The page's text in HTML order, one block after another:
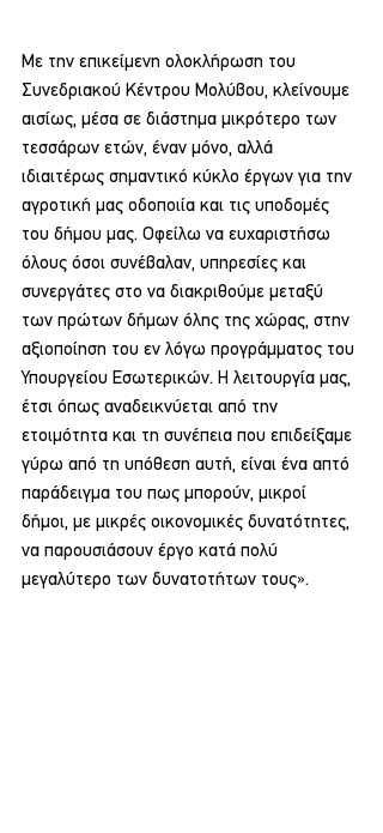
Με την επικείμενη ολοκλήρωση του
Συνεδριακού Κέντρου Μολύβου, κλείνουμε
αισίως, μέσα σε διάστημα μικρότερο των
τεσσάρων ετών, έναν μόνο, αλλά
ιδιαιτέρως σημαντικό κύκλο έργων για την
αγροτική μας οδοποιία και τις υποδομές
του δήμου μας. Οφείλω να ευχαριστήσω
όλους όσοι συνέβαλαν, υπηρεσίες και
συνεργάτες στο να διακριθούμε μεταξύ
των πρώτων δήμων όλης της χώρας, στην
αξιοποίηση του εν λόγω προγράμματος του
Υπουργείου Εσωτερικών. Η λειτουργία μας,
έτσι όπως αναδεικνύεται από την
ετοιμότητα και τη συνέπεια που επιδείξαμε
γύρω από τη υπόθεση αυτή, είναι ένα απτό
παράδειγμα του πως μπορούν, μικροί
δήμοι, με μικρές οικονομικές δυνατότητες,
να παρουσιάσουν έργο κατά πολύ
μεγαλύτερο των δυνατοτήτων τους».